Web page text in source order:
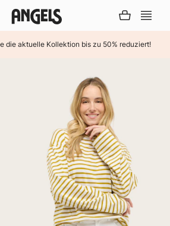
die aktuelle Kollektion bis zu 50% reduziert!